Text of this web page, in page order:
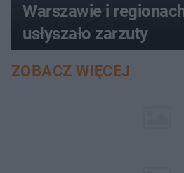
Warszawie i
usłyszało zarzuty
ZOBACZ WIĘCEJ